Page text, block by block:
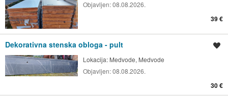
Objavljen:08.08.2026.
39 €
Dekorativna stenska obloga - pult
Lokacija: Medvode, Medvode
Objavljen:08.08.2026.
30 €